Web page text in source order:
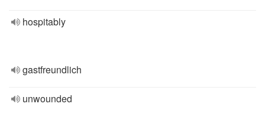
hospitably
gastfreundlich
unwounded